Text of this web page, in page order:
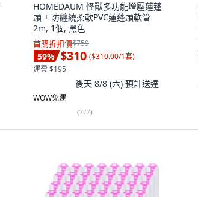
HOMEDAUM 怪獸多功能增壓蓮蓬
頭 + 防纏繞柔軟PVC蓮蓬頭軟管
2m, 1個, 黑色
首購折扣價$759
59% $310 ($310.00/1套)
運費 $195
後天 8/8 (六) 預計送達
WOW免運
(777)